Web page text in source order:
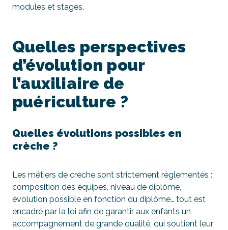
modules et stages.
Quelles perspectives
d’évolution pour
l’auxiliaire de
puériculture ?
Quelles évolutions possibles en
crèche ?
Les métiers de crèche sont strictement réglementés :
composition des équipes, niveau de diplôme,
évolution possible en fonction du diplôme… tout est
encadré par la loi afin de garantir aux enfants un
accompagnement de grande qualité, qui soutient leur